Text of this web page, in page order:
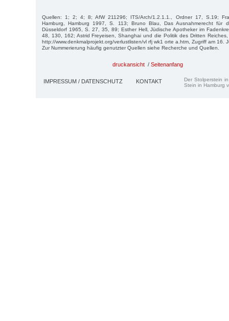
Quellen: 1; 2; 4; 8; AfW 211296; ITS/Arch/1.2.1.1., Ordner 17, S.19;
Hamburg, Hamburg 1997, S. 113; Bruno Blau, Das Ausnahmerecht für
Düsseldorf 1965, S. 27, 35, 89; Esther Hell, Jüdische Apotheker im
48, 130, 162; Astrid Freyeisen, Shanghai und die Politik des Dritten
http://www.denkmalprojekt.org/verlustlisten/vl rfj wk1 orte a.htm, Zugriff am 16.
Zur Nummerierung häufig genutzter Quellen siehe Recherche und Quellen.
druckansicht / Seitenanfang
IMPRESSUM / DATENSCHUTZ KONTAKT
Der Stolperstein
Stein in Hamburg